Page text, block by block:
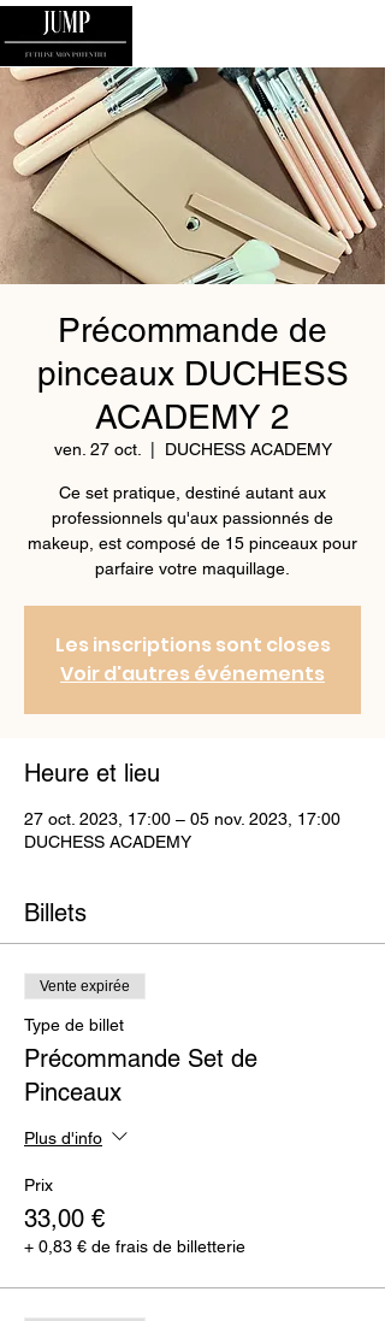
Précommande de
pinceaux DUCHESS
ACADEMY 2
ven. 27 oct. DUCHESS ACADEMY
Ce set pratique, destiné autant aux
professionnels qu'aux passionnés de
makeup, est composé de 15 pinceaux pour
parfaire votre maquillage.
Les inscriptions sont closes
Voir d'autres événements
Heure et lieu
27 oct. 2023, 17:00 – 05 nov. 2023, 17:00
DUCHESS ACADEMY
Billets
Vente expirée
Type de billet
Précommande Set de
Pinceaux
Plus d'info
Prix
33,00 €
+ 0,83 € de frais de billetterie